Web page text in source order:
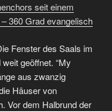
seit einem
360 Grad evangelisch
Fenster des Saals im
geöffnet. “My
aus zwanzig
Häuser von
Vor dem Halbrund der